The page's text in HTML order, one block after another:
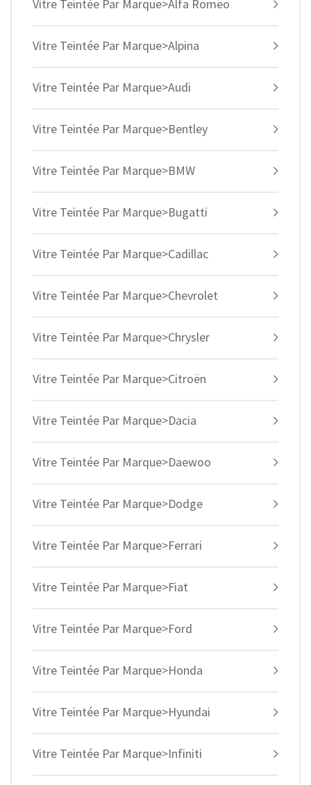
Vitre Teintée Par Marque>Alfa Romeo
Vitre Teintée Par Marque>Alpina
Vitre Teintée Par Marque>Audi
Vitre Teintée Par Marque>Bentley
Vitre Teintée Par Marque>BMW
Vitre Teintée Par Marque>Bugatti
Vitre Teintée Par Marque>Cadillac
Vitre Teintée Par Marque>Chevrolet
Vitre Teintée Par Marque>Chrysler
Vitre Teintée Par Marque>Citroën
Vitre Teintée Par Marque>Dacia
Vitre Teintée Par Marque>Daewoo
Vitre Teintée Par Marque>Dodge
Vitre Teintée Par Marque>Ferrari
Vitre Teintée Par Marque>Fiat
Vitre Teintée Par Marque>Ford
Vitre Teintée Par Marque>Honda
Vitre Teintée Par Marque>Hyundai
Vitre Teintée Par Marque>Infiniti